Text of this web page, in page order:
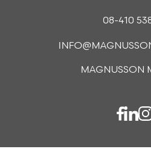
08-410
MAGNUSSON